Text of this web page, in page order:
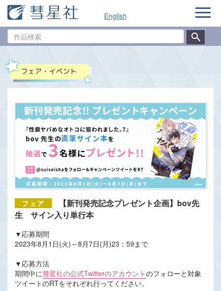
English
品
ナ
ゲ
【新刊発売記念プレゼント企画】bov先
生 サイン入り単行本
▼応募期間
2023年8月1日(火)～8月7日(月)23：59まで
▼応募方法
期間中に彗星社の公式Twitterのアカウントのフォローと対象
ツイートのRTをそれぞれ行ってください。